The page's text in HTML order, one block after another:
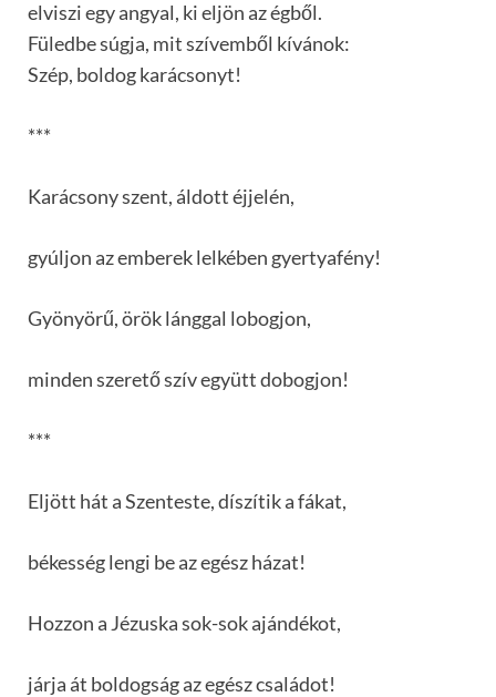
elviszi egy angyal, ki eljön az égből.
Füledbe súgja, mit szívemből kívánok:
Szép, boldog karácsonyt!
***
Karácsony szent, áldott éjjelén,
gyúljon az emberek lelkében gyertyafény!
Gyönyörű, örök lánggal lobogjon,
minden szerető szív együtt dobogjon!
***
Eljött hát a Szenteste, díszítik a fákat,
békesség lengi be az egész házat!
Hozzon a Jézuska sok-sok ajándékot,
járja át boldogság az egész családot!